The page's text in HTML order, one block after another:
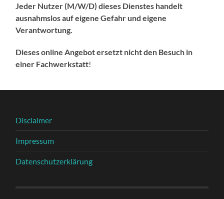
Jeder Nutzer (M/W/D) dieses Dienstes handelt
ausnahmslos auf eigene Gefahr und eigene
Verantwortung.
Dieses online Angebot ersetzt nicht den Besuch in
einer Fachwerkstatt!
Disclaimer
Impressum
Datenschutzerklärung